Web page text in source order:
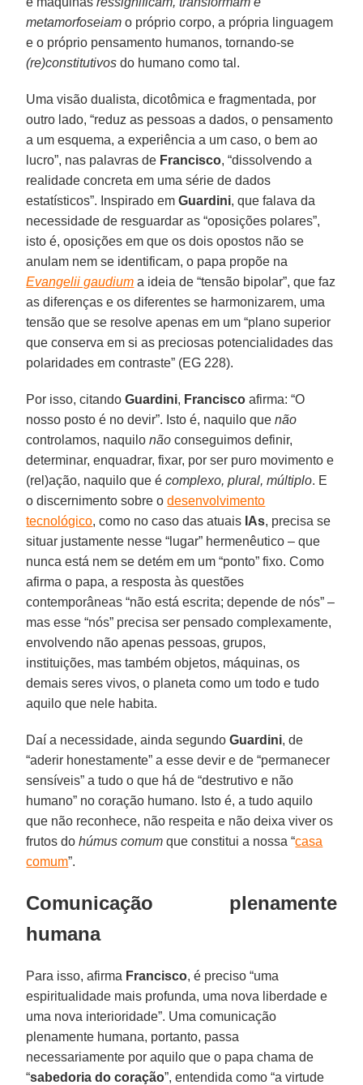
metamorfoseiam o próprio corpo, a própria linguagem
e o próprio pensamento humanos, tornando-se
(re)constitutivos do humano como tal.
Uma visão dualista, dicotômica e fragmentada, por
outro lado, “reduz as pessoas a dados, o pensamento
a um esquema, a experiência a um caso, o bem ao
lucro”, nas palavras de Francisco, “dissolvendo a
realidade concreta em uma série de dados
estatísticos”. Inspirado emGuardini, que falava da
necessidade de resguardar as “oposições polares”,
isto é, oposições em que os dois opostos não se
anulam nem se identificam, o papa propõe na
Evangelii gaudium a ideia de “tensão bipolar”, que faz
as diferenças e os diferentes se harmonizarem, uma
tensão que se resolve apenas em um “plano superior
que conserva em si as preciosas potencialidades das
polaridades em contraste” (EG 228).
Por isso, citandoGuardini, Francisco afirma: “O
nosso posto é no devir”. Isto é, naquilo quenão
controlamos, naquilonão conseguimos definir,
determinar, enquadrar, fixar, por ser puro movimento e
(rel)ação, naquilo que écomplexo, plural, múltiplo. E
o discernimento sobre odesenvolvimento
tecnológico, como no caso das atuais IAs, precisa se
situar justamente nesse “lugar” hermenêutico – que
nunca está nem se detém em um “ponto” fixo. Como
afirma o papa, a resposta às questões
contemporâneas “não está escrita; depende de nós” –
mas esse “nós” precisa ser pensado complexamente,
envolvendo não apenas pessoas, grupos,
instituições, mas também objetos, máquinas, os
demais seres vivos, o planeta como um todo e tudo
aquilo que nele habita.
Daí a necessidade, ainda segundoGuardini, de
“aderir honestamente” a esse devir e de “permanecer
sensíveis” a tudo o que há de “destrutivo e não
humano” no coração humano. Isto é, a tudo aquilo
que não reconhece, não respeita e não deixa viver os
frutos dohúmus comum que constitui a nossa “casa
comum”.
Comunicação plenamente
humana
Para isso, afirma Francisco, é preciso “uma
espiritualidade mais profunda, uma nova liberdade e
uma nova interioridade”. Uma comunicação
plenamente humana, portanto, passa
necessariamente por aquilo que o papa chama de
“sabedoria do coração”, entendida como “a virtude